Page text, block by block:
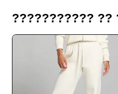
??????????? ??